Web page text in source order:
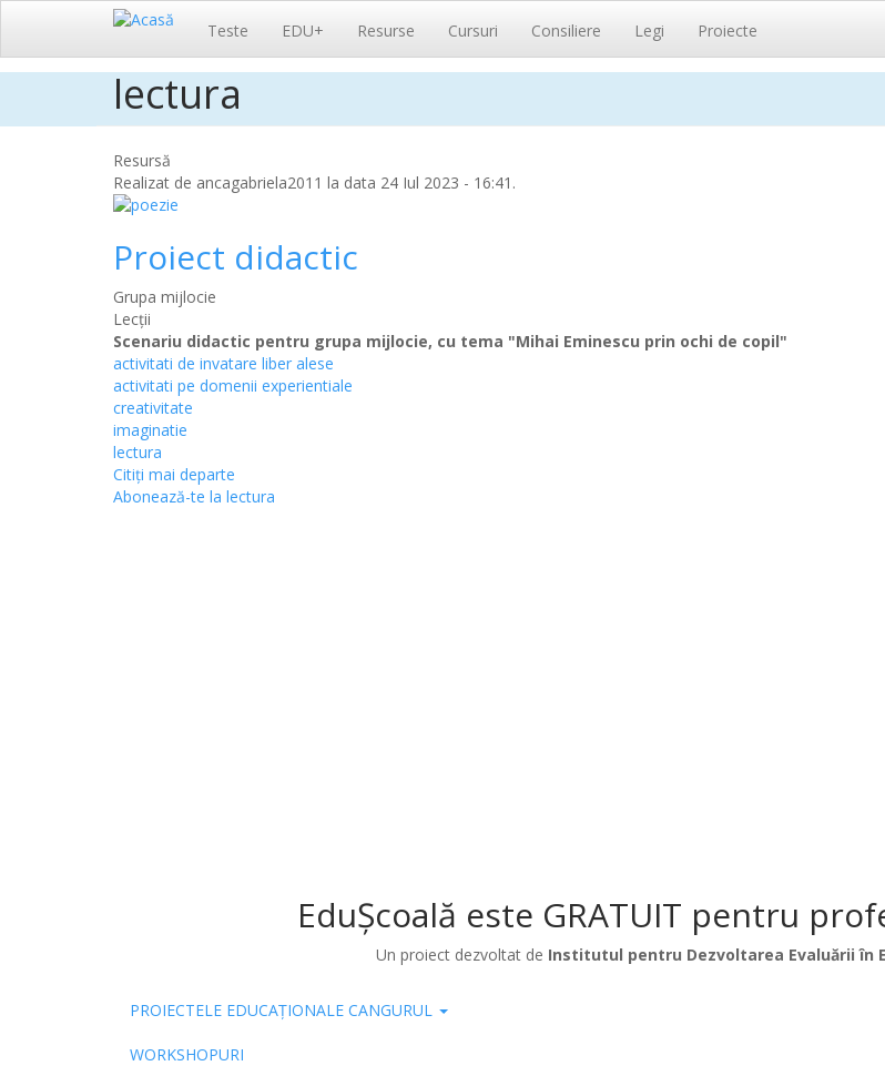
conținutul
Navigare
principală
Teste EDU+ Resurse Cursuri Consiliere Legi Proiecte
lectura
Resursă
Realizat de ancagabriela2011 la data 24 Iul 2023 - 16:41.
Proiect didactic
Grupa mijlocie
Lecții
Scenariu didactic pentru grupa mijlocie, cu tema "Mihai Eminescu prin ochi de copil"
activitati de invatare liber alese
activitati pe domenii experientiale
creativitate
imaginatie
lectura
Citiţi mai departe
Abonează-te la lectura
EduȘcoală este GRATUIT pentru
Un proiect dezvoltat de Institutul pentru Dezvoltarea Evaluării în
Pub
PROIECTELE EDUCAȚIONALE CANGURUL
WORKSHOPURI